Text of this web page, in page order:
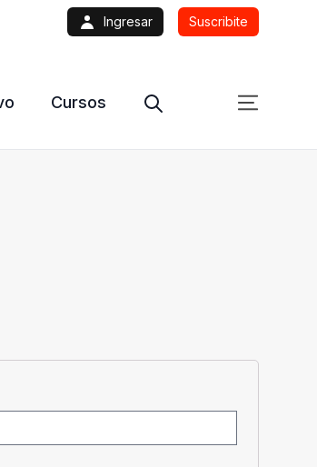
Ingresar Suscribite
Cursos